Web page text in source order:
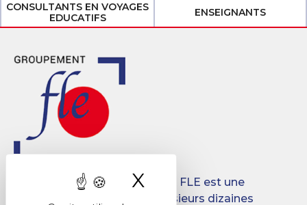
CONSULTANTS EN VOYAGES
EDUCATIFS
ENSEIGNANTS
Créé en 2008, le Groupement FLE est une
association qui regroupe plusieurs dizaines
X Masquer le